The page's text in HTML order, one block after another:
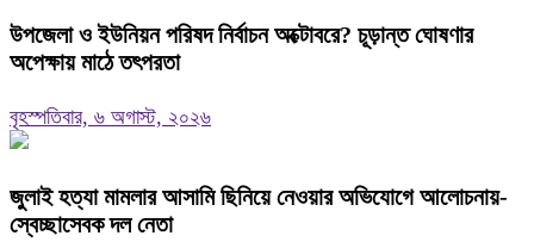
উপজেলা ও ইউনিয়ন পরিষদ নির্বাচন অক্টোবরে? চূড়ান্ত ঘোষণার
অপেক্ষায় মাঠে তৎপরতা
বৃহস্পতিবার, ৬ অগাস্ট, ২০২৬
জুলাই হত্যা মামলার আসামি ছিনিয়ে নেওয়ার অভিযোগে আলোচনায়-
স্বেচ্ছাসেবক দল নেতা